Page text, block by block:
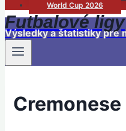
World Cup 2026
Futbalové ligy
Výsledky a štatistiky pre
Cremonese